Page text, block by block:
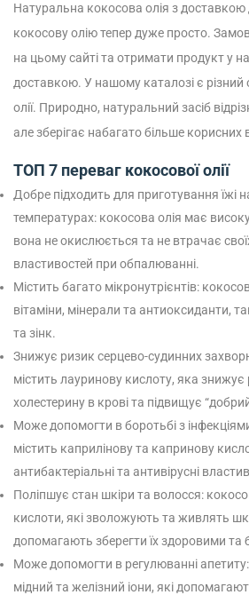
Натуральна кокосова олія з
кокосову олію тепер дуже просто.
на цьому сайті та отримати продукт у
доставкою. У нашому каталозі є різний
олії. Природно, натуральний засіб
але зберігає набагато більше корисних
ТОП 7 переваг кокосової олії
Добре підходить для приготування їжі
температурах: кокосова олія має
вона не окислюється та не втрачає
властивостей при обпалюванні.
Містить багато мікронутрієнтів:
вітаміни, мінерали та антиоксиданти,
та зінк.
Знижує ризик серцево-судинних
містить лауринову кислоту, яка знижує
холестерину в крові та підвищує
Може допомогти в боротьбі з
містить каприлінову та капринову
антибактеріальні та антивірусні
Поліпшує стан шкіри та волосся:
кислоти, які зволожують та живлять
допомагають зберегти їх здоровими та
Може допомогти в регулюванні
мідний та желізний іони, які